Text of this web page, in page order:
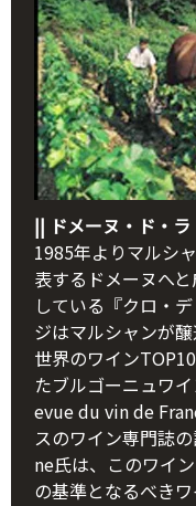
|| ドメーヌ・ド・ラ
1985年よりマルシ
表するドメーヌへ
している『クロ・
ジはマルシャンが
世界のワイン
たブルゴーニュワ
evue du vin de
スのワイン専門誌
ne氏は、このワイ
の基準となるべきワ